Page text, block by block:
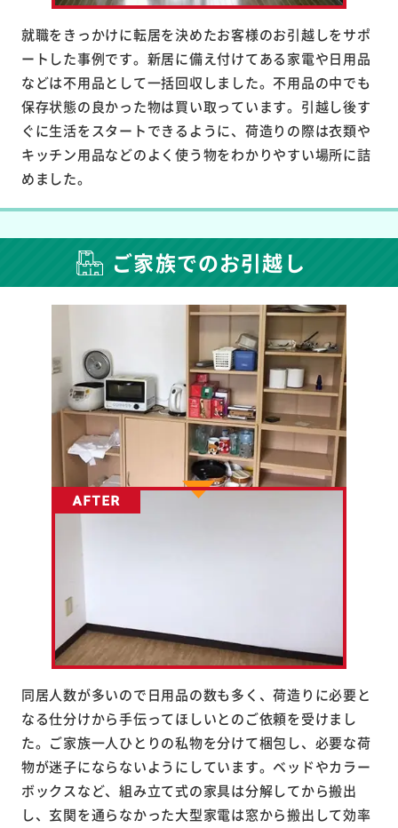
就職をきっかけに転居を決めたお客様のお引越しをサポ
ートした事例です。新居に備え付けてある家電や日用品
などは不用品として一括回収しました。不用品の中でも
保存状態の良かった物は買い取っています。引越し後す
ぐに生活をスタートできるように、荷造りの際は衣類や
キッチン用品などのよく使う物をわかりやすい場所に詰
めました。
ご家族でのお引越し
同居人数が多いので日用品の数も多く、荷造りに必要と
なる仕分けから手伝ってほしいとのご依頼を受けまし
た。ご家族一人ひとりの私物を分けて梱包し、必要な荷
物が迷子にならないようにしています。ベッドやカラー
ボックスなど、組み立て式の家具は分解してから搬出
し、玄関を通らなかった大型家電は窓から搬出して効率